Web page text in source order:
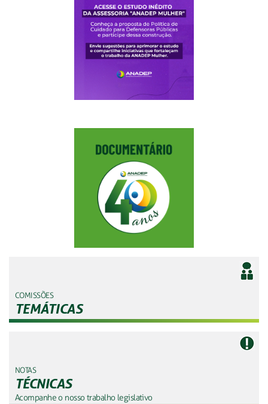
COMISSÕES
TEMÁTICAS
NOTAS
TÉCNICAS
Acompanhe o nosso trabalho legislativo